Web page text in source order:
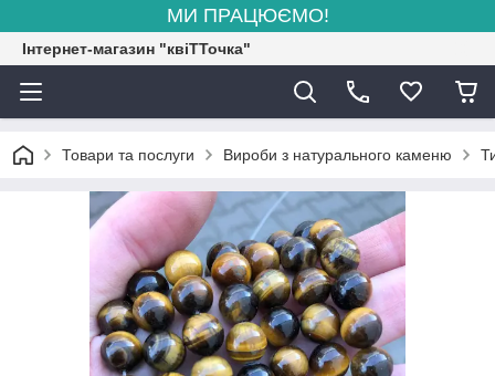
МИ ПРАЦЮЄМО!
Інтернет-магазин "квіТТочка"
Товари та послуги Вироби з натурального каменю